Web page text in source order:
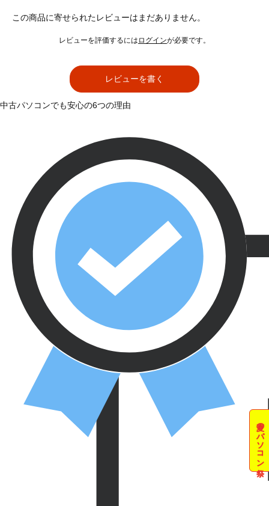
この商品に寄せられたレビューはまだありません。
レビューを評価するには ログインが必要です。
レビューを書く
夏のパソコン祭
中古パソコンでも安心の6つの理由